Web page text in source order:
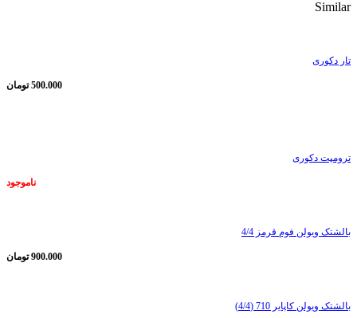
Similar
تار دکوری
500.000 تومان
ترومپت دکوری
ناموجود
بالشتک ویولن فوم قرمز 4/4
900.000 تومان
بالشتک ویولن کاپایر 710 (4/4)